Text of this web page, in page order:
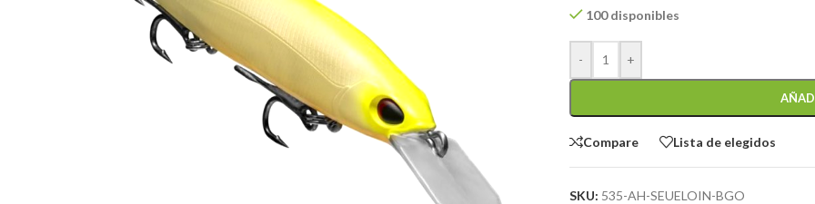
100 disponibles
- +
Compare Lista de elegidos
SKU: 535-AH-SEUELOIN-BGO